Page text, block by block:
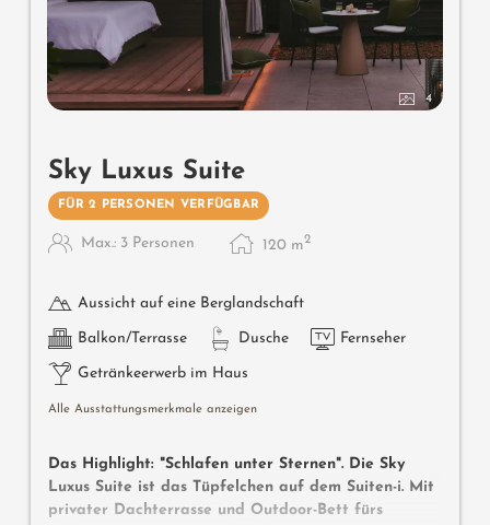
4
Sky Luxus Suite
FÜR 2 PERSONEN VERFÜGBAR
Max.: 3 Personen 120 m2
Aussicht auf eine Berglandschaft
Balkon/Terrasse Dusche Fernseher
Getränkeerwerb im Haus
Alle Ausstattungsmerkmale anzeigen
Das Highlight: "Schlafen unter Sternen". Die Sky
Luxus Suite ist das Tüpfelchen auf dem Suiten-i. Mit
privater Dachterrasse und Outdoor-Bett fürs